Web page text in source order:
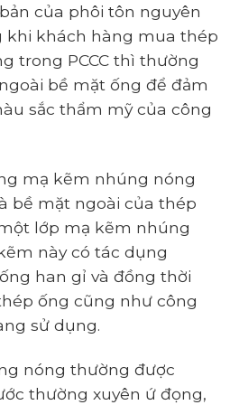
của phôi tôn nguyên
khi khách hàng mua thép
trong PCCC thì thường
bề mặt ống để đảm
sắc thẩm mỹ của công
mạ kẽm nhúng nóng
bề mặt ngoài của thép
lớp mạ kẽm nhúng
này có tác dụng
han gỉ và đồng thời
ống cũng như công
sử dụng.
nóng thường được
thường xuyên ứ đọng,